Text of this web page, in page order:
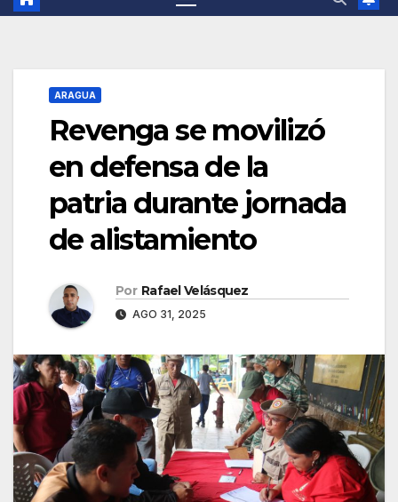
ARAGUA
Revenga se movilizó
en defensa de la
patria durante jornada
de alistamiento
Por Rafael Velásquez
AGO 31, 2025